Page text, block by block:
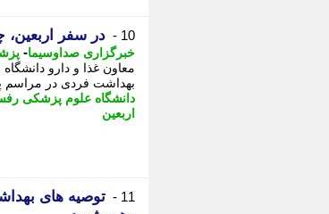
10 - در سفر
خبرگزاری صداوسیما-
معاون غذا و دارو
بهداشت فردی در مراسم
دانشگاه علوم پزشکی
اربعین
11 -
توصیه های